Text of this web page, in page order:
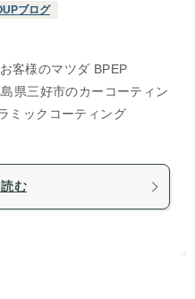
ブログ
客様のマツダ BPEP
県三好市のカーコーティン
ミックコーティング
む